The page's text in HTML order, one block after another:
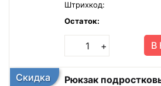
Штрихкод:
Остаток:
+ В
Скидка
Рюкзак